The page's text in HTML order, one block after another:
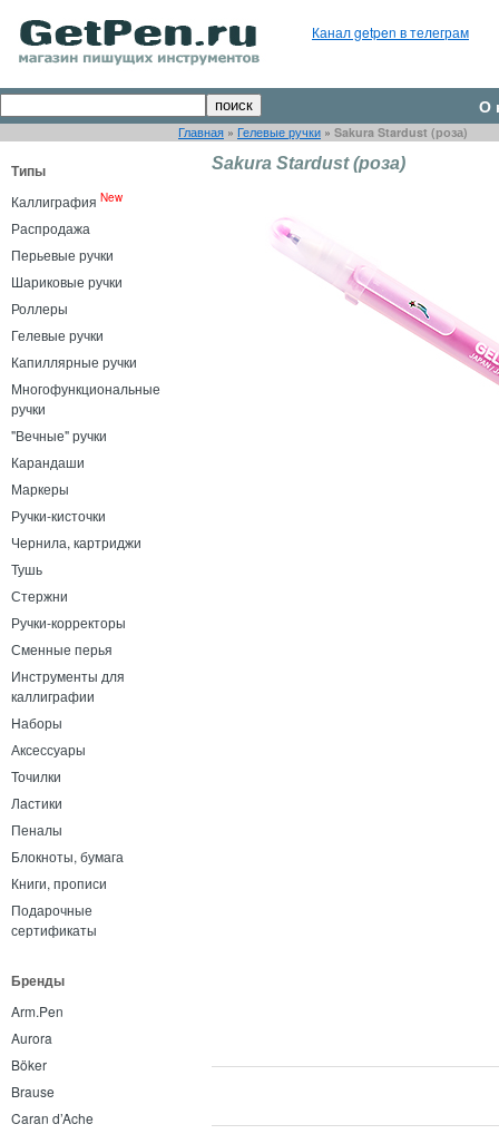
Канал getpen в телеграм
О
Главная » Гелевые ручки » Sakura Stardust (роза)
Типы
Каллиграфия New
Распродажа
Перьевые ручки
Шариковые ручки
Роллеры
Гелевые ручки
Капиллярные ручки
Многофункциональные
ручки
"Вечные" ручки
Карандаши
Маркеры
Ручки-кисточки
Чернила, картриджи
Тушь
Стержни
Ручки-корректоры
Сменные перья
Инструменты для
каллиграфии
Наборы
Аксессуары
Точилки
Ластики
Пеналы
Блокноты, бумага
Книги, прописи
Подарочные
сертификаты
Бренды
Arm.Pen
Aurora
Böker
Brause
Caran d’Ache
Sakura Stardust (роза)